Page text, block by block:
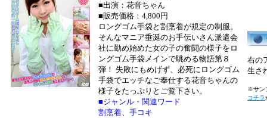
■出演：花音ちゃん
■販売価格：4,800円
ロングゴム手袋と割烹着が規定の制服。
そんなマニア垂涎のお手伝いさん派遣会
社に勤め始めた女の子の奮闘の様子をロ
ングゴム手袋メインで眺める物語第８
弾！ 失敗にもめげず、必死にロングゴム
手袋でエッチなご奉仕する花音ちゃんの
様子をたっぷりとご覧下さい。
■ジャンル・関連ワード
割烹着、手コキ
右の
生さ
※サン
コチラ